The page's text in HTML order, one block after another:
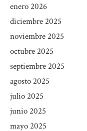
enero 2026
diciembre 2025
noviembre 2025
octubre 2025
septiembre 2025
agosto 2025
julio 2025
junio 2025
mayo 2025